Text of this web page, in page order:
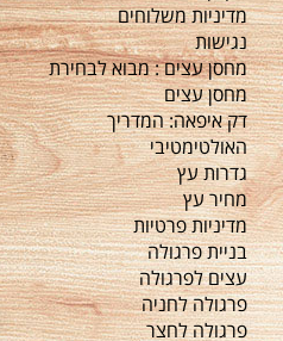
מדיניות משלוחים
נגישות
מחסן עצים : מבוא לבחירת
מחסן עצים
דק איפאה: המדריך
האולטימטיבי
גדרות עץ
מחיר עץ
מדיניות פרטיות
בניית פרגולה
עצים לפרגולה
פרגולה לחניה
פרגולה לחצר